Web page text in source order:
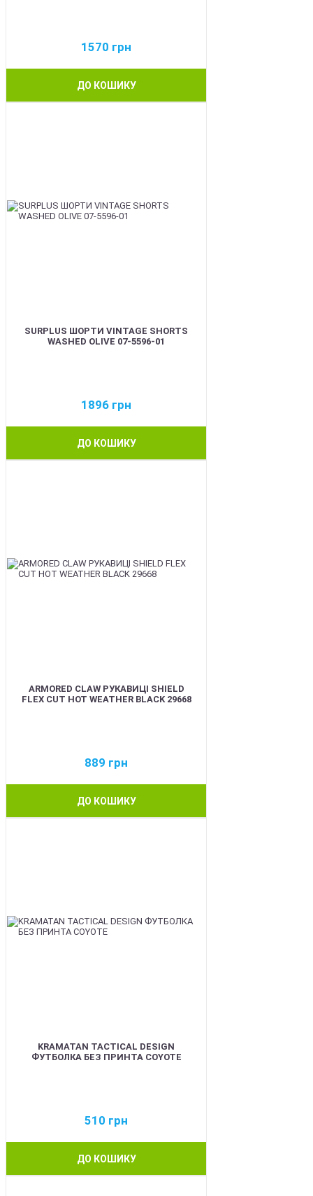
1570 грн
ДО КОШИКУ
SURPLUS ШОРТИ VINTAGE SHORTS
WASHED OLIVE 07-5596-01
1896 грн
ДО КОШИКУ
ARMORED CLAW РУКАВИЦІ SHIELD
FLEX CUT HOT WEATHER BLACK 29668
889 грн
ДО КОШИКУ
KRAMATAN TACTICAL DESIGN
ФУТБОЛКА БЕЗ ПРИНТА COYOTE
510 грн
ДО КОШИКУ